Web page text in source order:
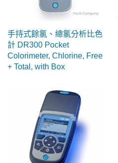
手持式餘氯、總氯分析比色
計 DR300 Pocket
Colorimeter, Chlorine, Free
+ Total, with Box